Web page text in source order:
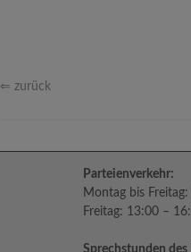
⇐ zurück
Parteienverkehr:
Montag bis
Freitag: 13:00 –
Sprechstunden des